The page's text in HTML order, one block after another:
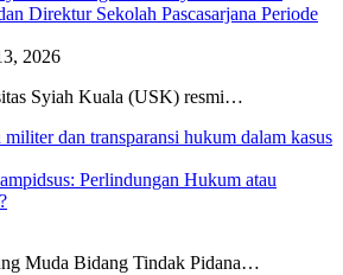
Direktur Sekolah Pascasarjana Periode
2026
Syiah Kuala (USK) resmi…
Perlindungan Hukum atau
Muda Bidang Tindak Pidana…